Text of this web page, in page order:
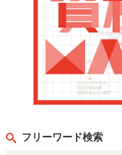
フリーワード検索